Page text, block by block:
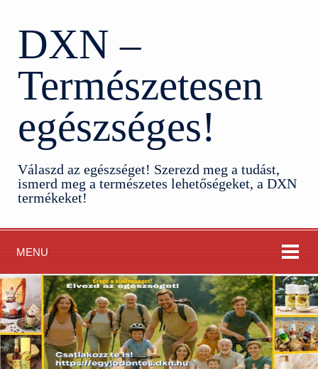
DXN –
Természetesen
egészséges!
Válaszd az egészséget! Szerezd meg a tudást,
ismerd meg a természetes lehetőségeket, a DXN
termékeket!
MENU